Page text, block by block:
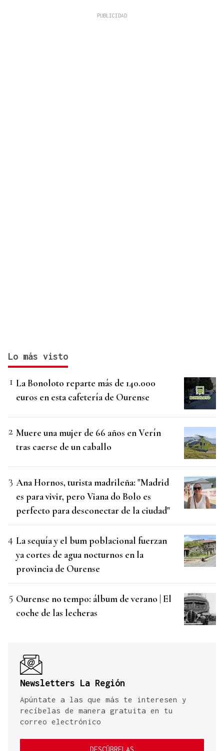
Lo más visto
La Bonoloto reparte más de 140.000
euros en esta cafetería de Ourense
Muere una mujer de 66 años en Verín
tras caerse de un caballo
Ana Hornos, turista madrileña: "Madrid
es para vivir, pero Viana do Bolo es
perfecto para desconectar de la ciudad"
La sequía y el bum poblacional fuerzan
ya cortes de agua nocturnos en la
provincia de Ourense
Ourense no tempo: álbum de verano | El
coche de las lecheras
Newsletters La Región
Apúntate a las que más te interesen y
recíbelas de manera gratuita en tu
correo electrónico